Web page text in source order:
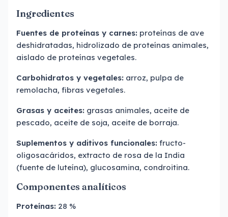
Ingredientes
Fuentes de proteínas y carnes: proteínas de ave
deshidratadas, hidrolizado de proteínas animales,
aislado de proteínas vegetales.
Carbohidratos y vegetales: arroz, pulpa de
remolacha, fibras vegetales.
Grasas y aceites: grasas animales, aceite de
pescado, aceite de soja, aceite de borraja.
Suplementos y aditivos funcionales: fructo-
oligosacáridos, extracto de rosa de la India
(fuente de luteína), glucosamina, condroitina.
Componentes analíticos
Proteínas: 28 %